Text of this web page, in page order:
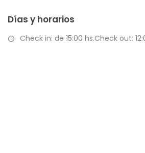
Días y horarios
Check in: de 15:00 hs.Check out: